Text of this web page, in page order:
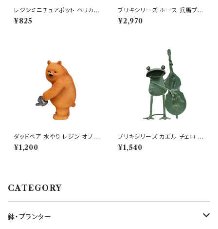
レジンミニチュアポット ペリカン
バードポット ミニ鉢 多肉
¥825
ブリキシリーズ ホース 兵馬プラ
ンター 埴輪 歴史好き 鉢
¥2,970
ダッドベア 水やり レジン オブジ
ェ クマ 置物 くま 熊
¥1,200
ブリキシリーズ カエル チェロ ブ
リキ ガーデニング 置物
¥1,540
CATEGORY
鉢・プランター